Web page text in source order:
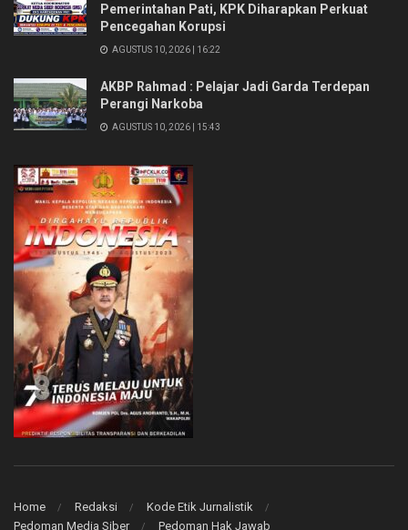
Pemerintahan Pati, KPK Diharapkan Perkuat
Pencegahan Korupsi
AGUSTUS 10, 2026 | 16:22
AKBP Rahmad : Pelajar Jadi Garda Terdepan
Perangi Narkoba
AGUSTUS 10, 2026 | 15:43
Home Redaksi
Kode Etik Jurnalistik
Pedoman Media Siber
Pedoman Hak Jawab